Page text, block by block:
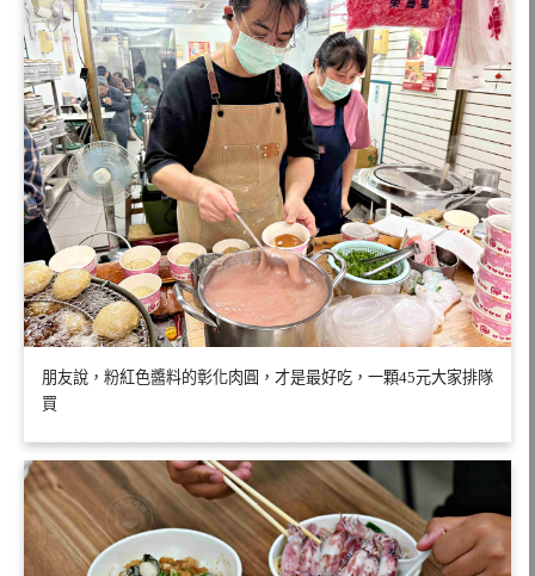
朋友說，粉紅色醬料的彰化肉圓，才是最好吃，一顆45元大家排隊
買